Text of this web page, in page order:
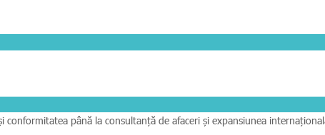
până la consultanță de afaceri și expansiunea